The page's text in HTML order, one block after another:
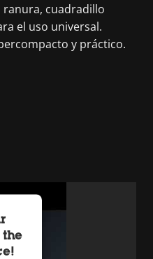
ranura, cuadradillo
el uso universal.
y práctico.